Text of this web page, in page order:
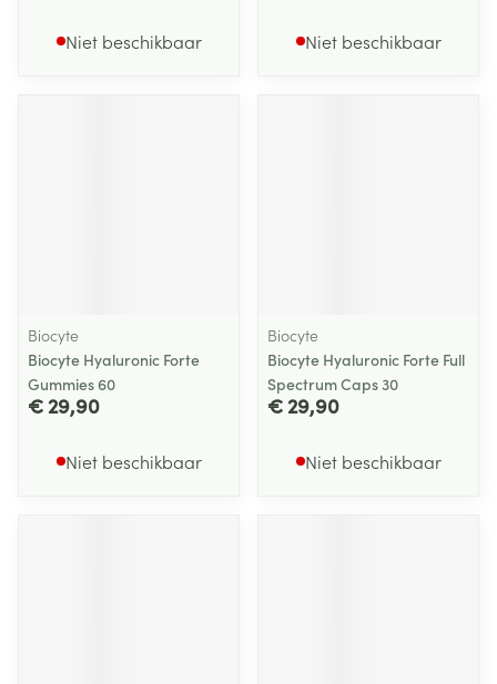
Niet beschikbaar Niet beschikbaar
Biocyte
Biocyte Hyaluronic Forte
Gummies 60
€ 29,90
Niet beschikbaar
Biocyte
Biocyte Hyaluronic Forte Full
Spectrum Caps 30
€ 29,90
Niet beschikbaar